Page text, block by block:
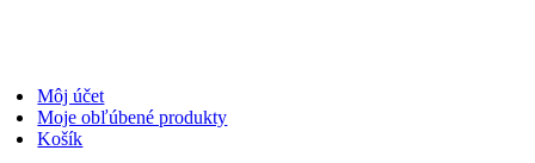
Môj účet
Moje obľúbené produkty
Košík